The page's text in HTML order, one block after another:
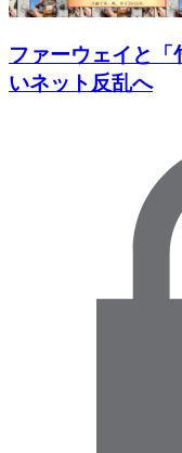
ファーウェイと
いネット反乱へ